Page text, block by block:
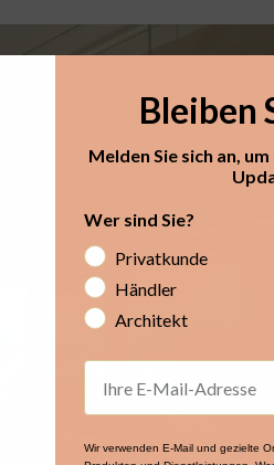
Bleiben
Melden Sie sich an,
Wer sind Sie?
Privatkunde
Händler
Architekt
Email
Wir verwenden E-Mail und gezielte